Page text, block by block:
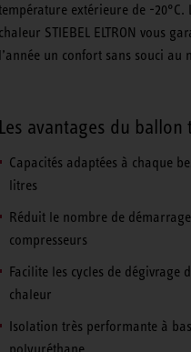
extérieure de -20°C.
chaleur STIEBEL ELTRON vous
l’année un confort sans souci au
Les avantages du ballon
Capacités adaptées à chaque
litres
Réduit le nombre de
compresseurs
Facilite les cycles de dégivrage
chaleur
Isolation très performante à